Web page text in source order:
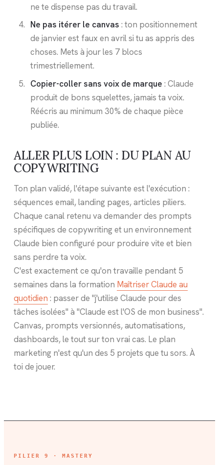
ne te dispense pas du travail.
Ne pas itérer le canvas : ton positionnement
de janvier est faux en avril si tu as appris des
choses. Mets à jour les 7 blocs
trimestriellement.
Copier-coller sans voix de marque : Claude
produit de bons squelettes, jamais ta voix.
Réécris au minimum 30% de chaque pièce
publiée.
ALLER PLUS LOIN : DU PLAN AU
COPYWRITING
Ton plan validé, l'étape suivante est l'exécution :
séquences email, landing pages, articles piliers.
Chaque canal retenu va demander des prompts
spécifiques de copywriting et un environnement
Claude bien configuré pour produire vite et bien
sans perdre ta voix.
C'est exactement ce qu'on travaille pendant 5
semaines dans la formation Maîtriser Claude au
quotidien : passer de "j'utilise Claude pour des
tâches isolées" à "Claude est l'OS de mon business".
Canvas, prompts versionnés, automatisations,
dashboards, le tout sur ton vrai cas. Le plan
marketing n'est qu'un des 5 projets que tu sors. À
toi de jouer.
PILIER 9 · MASTERY